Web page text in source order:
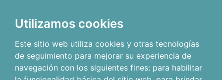
Utilizamos cookies
Este sitio web utiliza cookies y otras tecnologías
de seguimiento para mejorar su experiencia de
navegación con los siguientes fines: para habilitar